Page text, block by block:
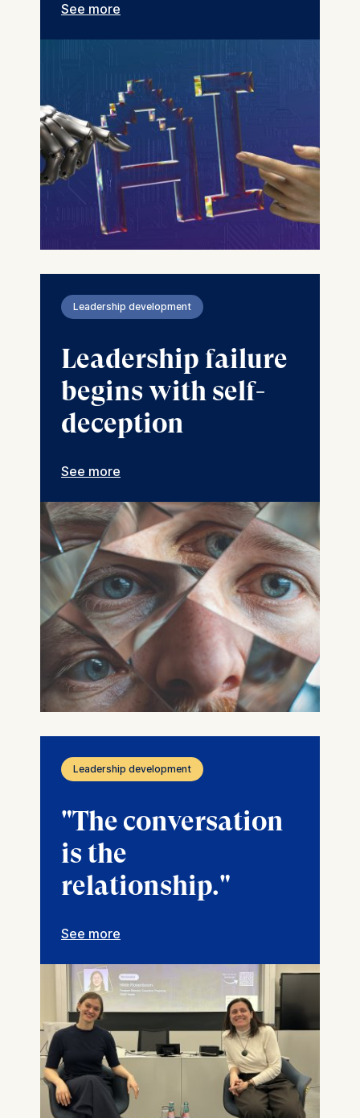
See more
Leadership development
Leadership failure
begins with self-
deception
See more
Leadership development
"The conversation
is the
relationship."
See more